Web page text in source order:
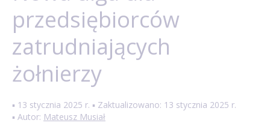
przedsiębiorców
zatrudniających
żołnierzy
▪ 13 stycznia 2025 r. ▪ Zaktualizowano: 13 stycznia 2025 r.
▪ Autor: Mateusz Musiał